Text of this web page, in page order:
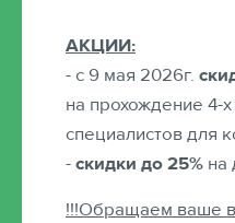
АКЦИИ:
- с 9 мая 2026г.
на прохождение 4-
специалистов для
-скидки до 25% на
!!!Обращаем ваше